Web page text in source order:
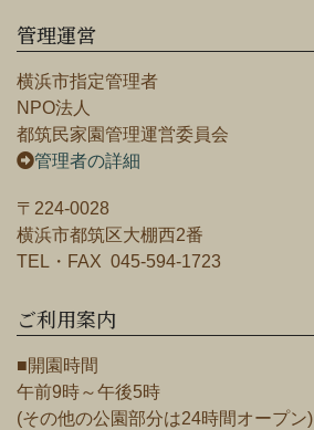
管理運営
横浜市指定管理者
NPO法人
都筑民家園管理運営委員会
管理者の詳細
〒224-0028
横浜市都筑区大棚西2番
TEL・FAX 045-594-1723
ご利用案内
■開園時間
午前9時～午後5時
(その他の公園部分は24時間オープン)